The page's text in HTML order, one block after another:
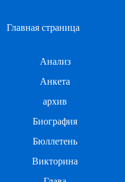
Главная страница
Анализ
Анкета
архив
Биография
Бюллетень
Викторина